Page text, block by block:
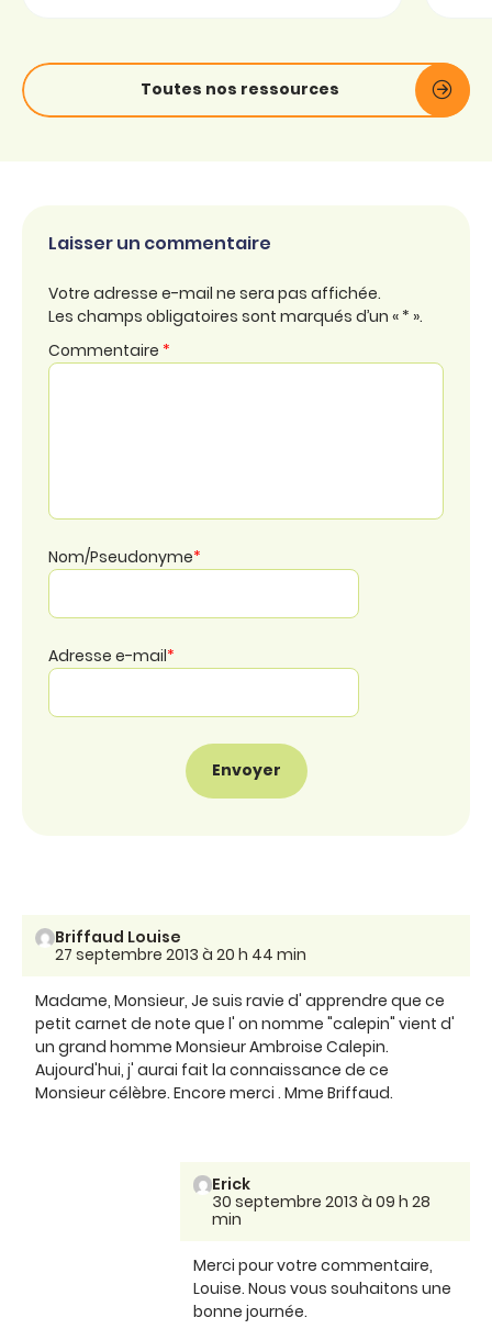
Toutes nos ressources
Laisser un commentaire
Votre adresse e-mail ne sera pas affichée.
Les champs obligatoires sont marqués d’un « * ».
Commentaire *
Nom/Pseudonyme*
Adresse e-mail*
Briffaud Louise
27 septembre 2013 à 20 h 44 min
Madame, Monsieur, Je suis ravie d' apprendre que ce
petit carnet de note que l' on nomme "calepin" vient d'
un grand homme Monsieur Ambroise Calepin.
Aujourd'hui, j' aurai fait la connaissance de ce
Monsieur célèbre. Encore merci . Mme Briffaud.
Erick
30 septembre 2013 à 09 h 28
min
Merci pour votre commentaire,
Louise. Nous vous souhaitons une
bonne journée.